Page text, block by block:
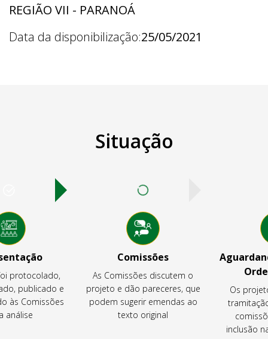
REGIÃO VII - PARANOÁ
Data da disponibilização:25/05/2021
Situação
protocolado,
publicado e
às Comissões
análise
Comissões
As Comissões discutem o
projeto e dão pareceres, que
podem sugerir emendas ao
texto original
Os
inclusão